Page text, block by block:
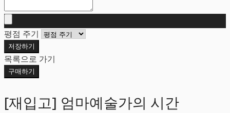
평점 주기
저장하기
목록으로 가기
구매하기
[재입고] 엄마예술가의 시간